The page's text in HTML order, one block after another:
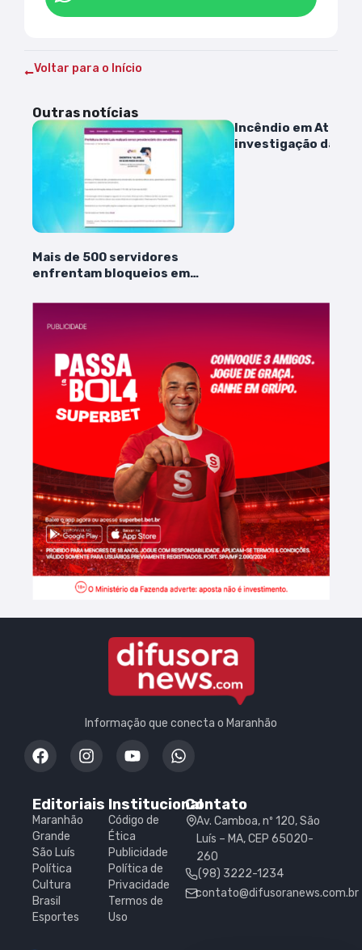
Voltar para o Início
Outras notícias
Mais de 500 servidores
enfrentam bloqueios em
recadastramento de Censo
Incêndio em Atins:
investigação da
Informação que conecta o Maranhão
Editoriais
Maranhão
Grande
São Luís
Política
Cultura
Brasil
Esportes
Institucional
Código de
Ética
Publicidade
Política de
Privacidade
Termos de
Uso
Contato
Av. Camboa, nº 120, São
Luís – MA, CEP 65020-
260
(98) 3222-1234
contato@difusoranews.com.br